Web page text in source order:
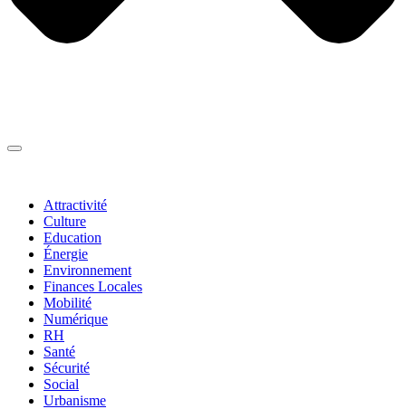
Attractivité
Culture
Education
Énergie
Environnement
Finances Locales
Mobilité
Numérique
RH
Santé
Sécurité
Social
Urbanisme